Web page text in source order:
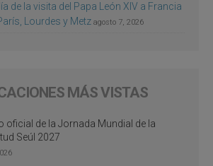
de la visita del Papa León XIV a Francia
Lourdes y Metz agosto 7, 2026
MÁS VISTAS
oficial de la Jornada Mundial de la
Seúl 2027